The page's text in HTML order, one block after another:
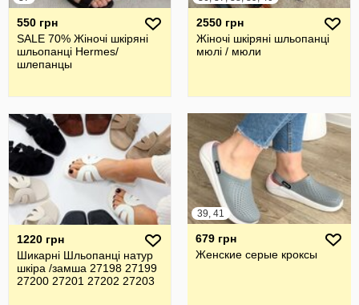
550 грн
SALE 70% Жіночі шкіряні
шльопанці Hermes/
шлепанцы
2550 грн
Жіночі шкіряні шльопанці
мюлі / мюли
1220 грн
Шикарні Шльопанці натур
шкіра /замша 27198 27199
27200 27201 27202 27203
39, 41
679 грн
Женские серые кроксы